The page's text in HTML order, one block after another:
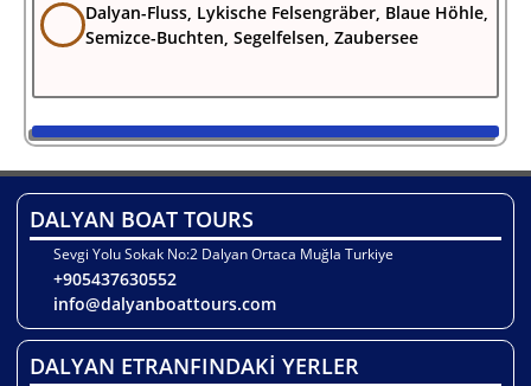
Dalyan-Fluss, Lykische Felsengräber, Blaue Höhle,
Semizce-Buchten, Segelfelsen, Zaubersee
DALYAN BOAT TOURS
Sevgi Yolu Sokak No:2 Dalyan Ortaca Muğla Turkiye
+905437630552
info@dalyanboattours.com
DALYAN ETRANFINDAKİ YERLER